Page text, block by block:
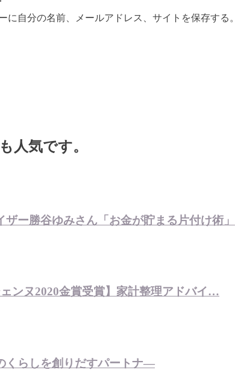
自分の名前、メールアドレス、サイトを保存する。
人気です。
ザー勝谷ゆみさん「お金が貯まる片付け術」
ェンヌ2020金賞受賞】家計整理アドバイ…
くらしを創りだすパートナ―